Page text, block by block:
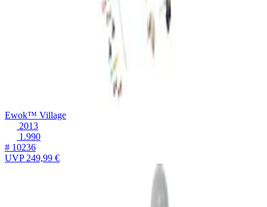
Ewok™ Village
2013
1.990
# 10236
UVP249,99 €